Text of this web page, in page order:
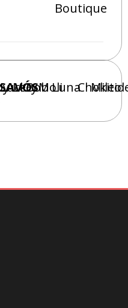
Boutique
LuckLecyBobMoliLunaChokito